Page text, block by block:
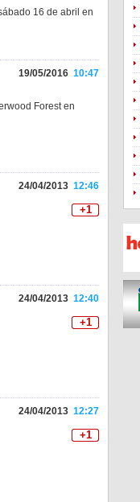
16 de abril en
19/05/2016 10:47
Forest en
24/04/2013 12:46
+1
24/04/2013 12:40
+1
24/04/2013 12:27
+1